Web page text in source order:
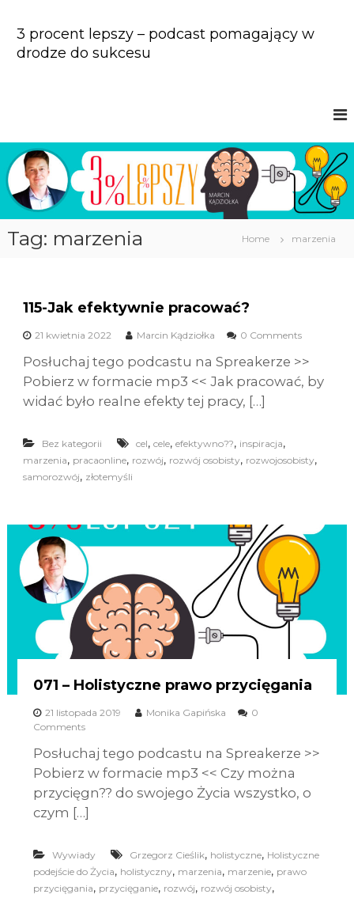
n
e
n
3 procent lepszy – podcast pomagający w
drodze do sukcesu
Tag: marzenia Home marzenia
115-Jak efektywnie pracować?
21 kwietnia 2022 Marcin Kądziołka 0 Comments
Posłuchaj tego podcastu na Spreakerze >>
Pobierz w formacie mp3 << Jak pracować, by
widać było realne efekty tej pracy, […]
Bez kategorii cel, cele, efektywno??, inspiracja,
marzenia, pracaonline, rozwój, rozwój osobisty, rozwojosobisty,
samorozwój, złotemyśli
071 – Holistyczne prawo przycięgania
21 listopada 2019 Monika Gapińska
0
Comments
Posłuchaj tego podcastu na Spreakerze >>
Pobierz w formacie mp3 << Czy można
przycięgn?? do swojego Życia wszystko, o
czym […]
Wywiady Grzegorz Cieślik, holistyczne, Holistyczne
podejście do Życia, holistyczny, marzenia, marzenie, prawo
przycięgania, przycięganie, rozwój, rozwój osobisty,